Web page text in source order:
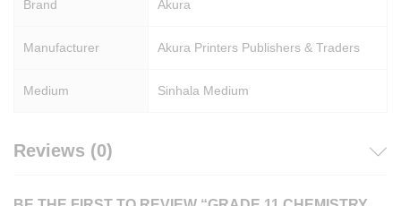
Brand Akura
Manufacturer Akura Printers Publishers & Traders
Medium Sinhala Medium
Reviews (0)